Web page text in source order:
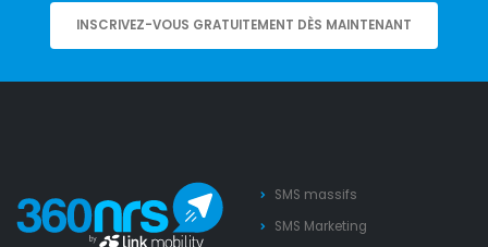
INSCRIVEZ-VOUS GRATUITEMENT DÈS MAINTENANT
SMS massifs
SMS Marketing